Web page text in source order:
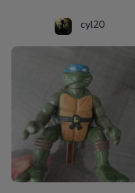
cyl20